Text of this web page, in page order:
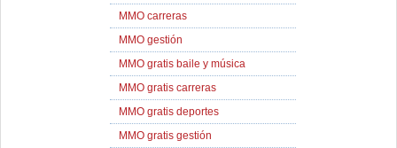
MMO carreras
MMO gestión
MMO gratis baile y música
MMO gratis carreras
MMO gratis deportes
MMO gratis gestión